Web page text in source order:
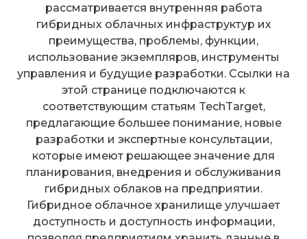
рассматривается внутренняя работа
гибридных облачных инфраструктур их
преимущества, проблемы, функции,
использование экземпляров, инструменты
управления и будущие разработки. Ссылки на
этой странице подключаются к
соответствующим статьям TechTarget,
предлагающие большее понимание, новые
разработки и экспертные консультации,
которые имеют решающее значение для
планирования, внедрения и обслуживания
гибридных облаков на предприятии.
Гибридное облачное хранилище улучшает
доступность и доступность информации,